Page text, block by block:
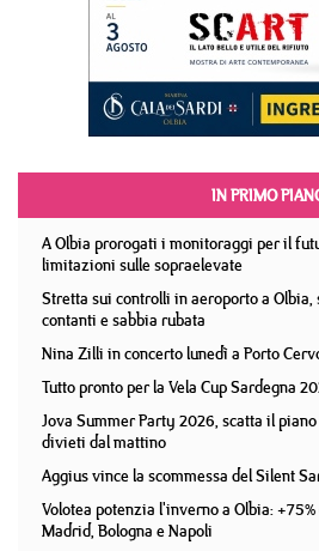
IN PRIMO
A Olbia prorogati i monitoraggi per il
limitazioni sulle sopraelevate
Stretta sui controlli in aeroporto a
contanti e sabbia rubata
Nina Zilli in concerto lunedì a Porto
Tutto pronto per la Vela Cup Sardegna
Jova Summer Party 2026, scatta il
divieti dal mattino
Aggius vince la scommessa del Silent
Volotea potenzia l'inverno a Olbia:
Madrid, Bologna e Napoli